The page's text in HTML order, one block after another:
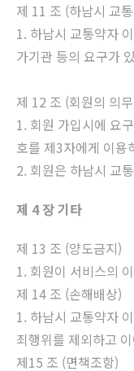
제 11 조 (하남시 교
1. 하남시 교통약자
가기관 등의 요구가
제 12 조 (회원의 의
1. 회원 가입시에 요
호를 제3자에게 이용
2. 회원은 하남시 교
제 4 장 기타
제 13 조 (양도금지)
1. 회원이 서비스의
제 14 조 (손해배상)
1. 하남시 교통약자
죄행위를 제외하고
제15 조 (면책조항)